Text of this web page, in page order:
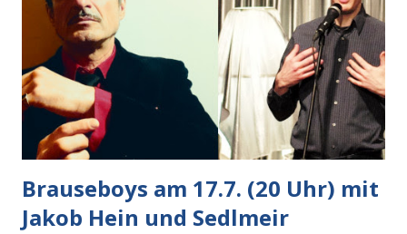
bestätigte der freundliche Nachbar, "Hab alles im Blick!”
Wir fixierten die ertappte Krähe, die sich zurückzog.
Heute ging sie leer aus, Abspann, Ende. Die Brauseboys am
Donnerstag, 4.6. (20 Uhr) Mit Mareike Barmeyer , Jobinski
und Bjarne Haus der Sinne (Ystader St...
Brauseboys am 17.7. (20 Uhr) mit
Jakob Hein und Sedlmeir